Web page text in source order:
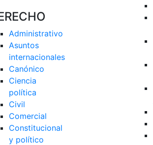
Administrativo
Asuntos
internacionales
Canónico
Ciencia
política
Civil
Comercial
Constitucional
y político